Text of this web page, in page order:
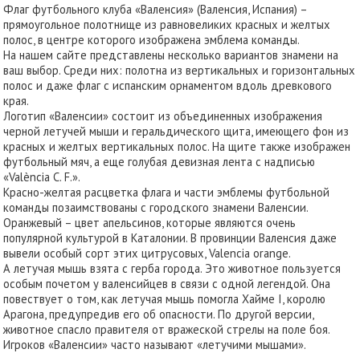
Флаг футбольного клуба «Валенсия» (Валенсия, Испания) –
прямоугольное полотнище из равновеликих красных и желтых
полос, в центре которого изображена эмблема команды.
На нашем сайте представлены несколько вариантов знамени на
ваш выбор. Среди них: полотна из вертикальных и горизонтальных
полос и даже флаг с испанским орнаментом вдоль древкового
края.
Логотип «Валенсии» состоит из объединенных изображения
черной летучей мыши и геральдического щита, имеющего фон из
красных и желтых вертикальных полос. На щите также изображен
футбольный мяч, а еще голубая девизная лента с надписью
«València C. F.».
Красно-желтая расцветка флага и части эмблемы футбольной
команды позаимствованы с городского знамени Валенсии.
Оранжевый – цвет апельсинов, которые являются очень
популярной культурой в Каталонии. В провинции Валенсия даже
вывели особый сорт этих цитрусовых, Valencia orange.
А летучая мышь взята с герба города. Это животное пользуется
особым почетом у валенсийцев в связи с одной легендой. Она
повествует о том, как летучая мышь помогла Хайме I, королю
Арагона, предупредив его об опасности. По другой версии,
животное спасло правителя от вражеской стрелы на поле боя.
Игроков «Валенсии» часто называют «летучими мышами».